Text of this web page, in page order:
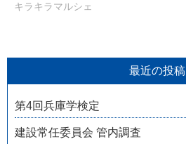
キラキラマルシェ
最近の投稿
第4回兵庫学検定
建設常任委員会 管内調査